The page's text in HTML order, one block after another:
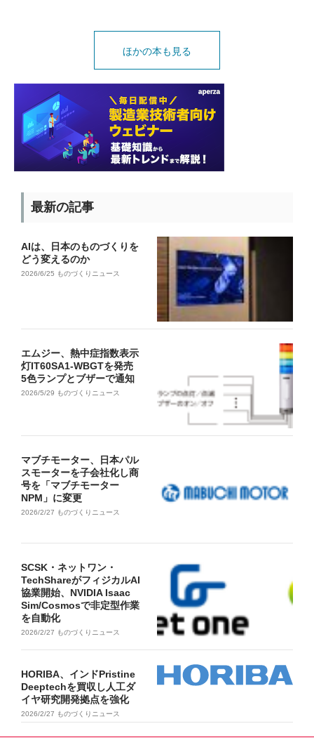
ほかの本も見る
最新の記事
AIは、日本のものづくりを
どう変えるのか
2026/6/25 ものづくりニュース
エムジー、熱中症指数表示
灯IT60SA1-WBGTを発売
5色ランプとブザーで通知
2026/5/29 ものづくりニュース
マブチモーター、日本パル
スモーターを子会社化し商
号を「マブチモーター
NPM」に変更
2026/2/27 ものづくりニュース
SCSK・ネットワン・
TechShareがフィジカルAI
協業開始、NVIDIA Isaac
Sim/Cosmosで非定型作業
を自動化
2026/2/27 ものづくりニュース
HORIBA、インドPristine
Deeptechを買収し人工ダ
イヤ研究開発拠点を強化
2026/2/27 ものづくりニュース